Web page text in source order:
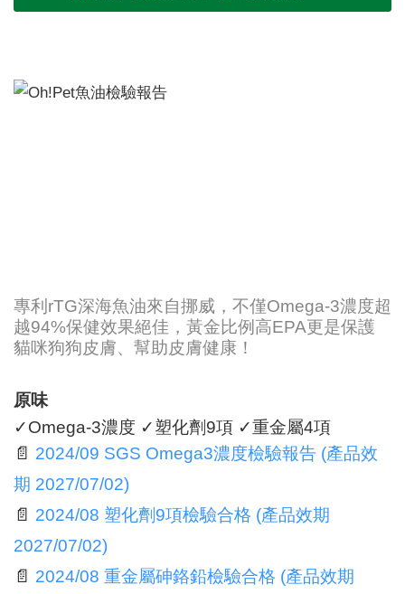
專利rTG深海魚油來自挪威，不僅Omega-3濃度超
越94%保健效果絕佳，黃金比例高EPA更是保護
貓咪狗狗皮膚、幫助皮膚健康！
原味
✓Omega-3濃度 ✓塑化劑9項 ✓重金屬4項
📄 2024/09 SGS Omega3濃度檢驗報告 (產品效
期 2027/07/02)
📄 2024/08 塑化劑9項檢驗合格 (產品效期
2027/07/02)
📄 2024/08 重金屬砷鉻鉛檢驗合格 (產品效期